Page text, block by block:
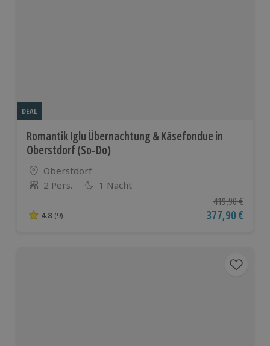
DEAL
Romantik Iglu Übernachtung & Käsefondue in
Oberstdorf (So-Do)
Standort
Oberstdorf
Anzahl der Teilnehmer
2 Pers. 1 Nacht
4.8 von 5 Sternen basierend auf 9 Bewertungen
4.8 (9)
Ursprünglicher
419,90 €
Aktueller Preis
377,90 €